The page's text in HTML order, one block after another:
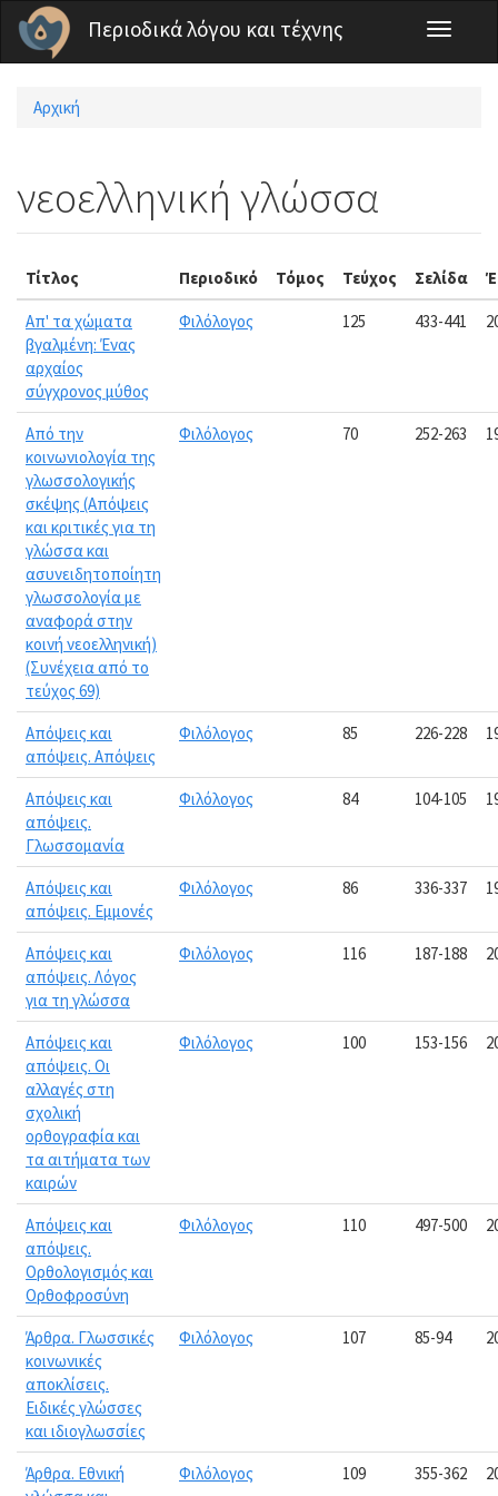
Παράκαμψη προς το κυρίως περιεχόμενο
Περιοδικά λόγου και τέχνης
Toggle
Είστε εδώ
Αρχική
νεοελληνική γλώσσα
Τίτλος Περιοδικό Τόμος Τεύχος Σελίδα
Απ' τα χώματα
βγαλμένη: Ένας
αρχαίος
σύγχρονος μύθος
Φιλόλογος 125 433-441
Από την
κοινωνιολογία της
γλωσσολογικής
σκέψης (Απόψεις
και κριτικές για τη
γλώσσα και
ασυνειδητοποίητη
γλωσσολογία με
αναφορά στην
κοινή νεοελληνική)
(Συνέχεια από το
τεύχος 69)
Φιλόλογος 70 252-263
Απόψεις και
απόψεις. Απόψεις
Φιλόλογος 85 226-228
Απόψεις και
απόψεις.
Γλωσσομανία
Φιλόλογος 84 104-105
Απόψεις και
απόψεις. Εμμονές
Φιλόλογος 86 336-337
Απόψεις και
απόψεις. Λόγος
για τη γλώσσα
Φιλόλογος 116 187-188
Απόψεις και
απόψεις. Οι
αλλαγές στη
σχολική
ορθογραφία και
τα αιτήματα των
καιρών
Φιλόλογος 100 153-156
Απόψεις και
απόψεις.
Ορθολογισμός και
Ορθοφροσύνη
Φιλόλογος 110 497-500
Άρθρα. Γλωσσικές
κοινωνικές
αποκλίσεις.
Ειδικές γλώσσες
και ιδιογλωσσίες
Φιλόλογος 107 85-94
Άρθρα. Εθνική
Φιλόλογος 109 355-362